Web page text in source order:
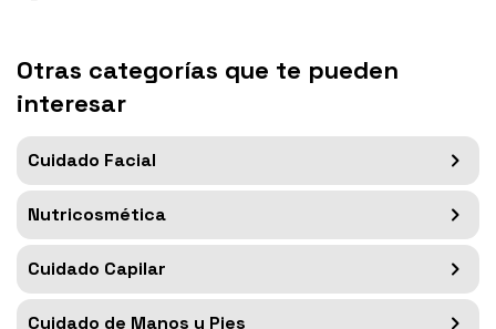
Otras categorías que te pueden
interesar
Cuidado Facial
Nutricosmética
Cuidado Capilar
Cuidado de Manos y Pies